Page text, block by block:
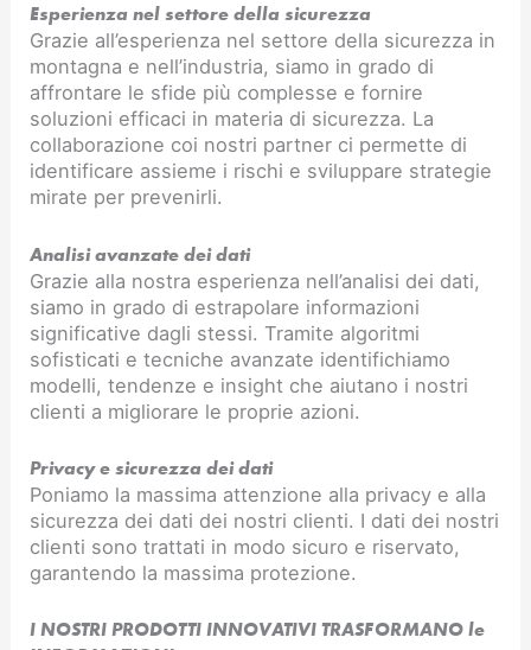
Esperienza nel settore della sicurezza
Grazie all’esperienza nel settore della sicurezza in
montagna e nell’industria, siamo in grado di
affrontare le sfide più complesse e fornire
soluzioni efficaci in materia di sicurezza. La
collaborazione coi nostri partner ci permette di
identificare assieme i rischi e sviluppare strategie
mirate per prevenirli.
Analisi avanzate dei dati
Grazie alla nostra esperienza nell’analisi dei dati,
siamo in grado di estrapolare informazioni
significative dagli stessi. Tramite algoritmi
sofisticati e tecniche avanzate identifichiamo
modelli, tendenze e insight che aiutano i nostri
clienti a migliorare le proprie azioni.
Privacy e sicurezza dei dati
Poniamo la massima attenzione alla privacy e alla
sicurezza dei dati dei nostri clienti. I dati dei nostri
clienti sono trattati in modo sicuro e riservato,
garantendo la massima protezione.
I NOSTRI PRODOTTI INNOVATIVI TRASFORMANO le